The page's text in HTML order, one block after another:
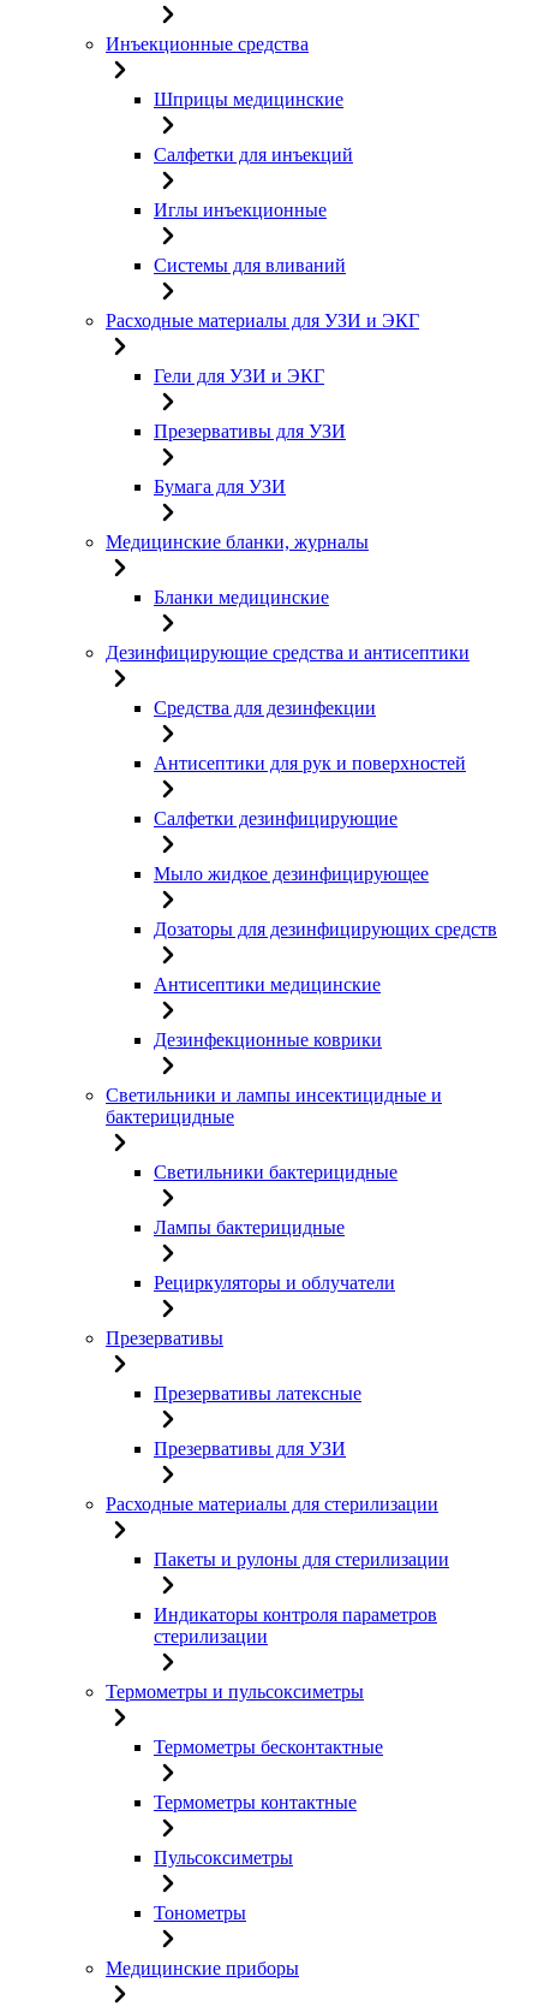
Инъекционные средства
Шприцы медицинские
Салфетки для инъекций
Иглы инъекционные
Системы для вливаний
Расходные материалы для УЗИ и ЭКГ
Гели для УЗИ и ЭКГ
Презервативы для УЗИ
Бумага для УЗИ
Медицинские бланки, журналы
Бланки медицинские
Дезинфицирующие средства и антисептики
Средства для дезинфекции
Антисептики для рук и поверхностей
Салфетки дезинфицирующие
Мыло жидкое дезинфицирующее
Дозаторы для дезинфицирующих средств
Антисептики медицинские
Дезинфекционные коврики
Светильники и лампы инсектицидные и
бактерицидные
Светильники бактерицидные
Лампы бактерицидные
Рециркуляторы и облучатели
Презервативы
Презервативы латексные
Презервативы для УЗИ
Расходные материалы для стерилизации
Пакеты и рулоны для стерилизации
Индикаторы контроля параметров
стерилизации
Термометры и пульсоксиметры
Термометры бесконтактные
Термометры контактные
Пульсоксиметры
Тонометры
Медицинские приборы